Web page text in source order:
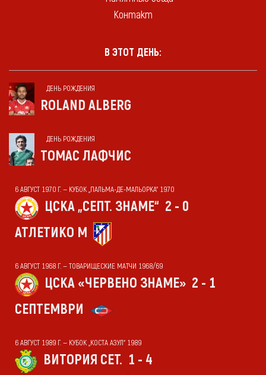
Контакт
В ЭТОТ ДЕНЬ:
ДЕНЬ РОЖДЕНИЯ
ROLAND ALBERG
ДЕНЬ РОЖДЕНИЯ
ТОМАС ЛАФЧИС
6 АВГУСТ 1970 Г. — КУБОК „ПАЛЬМА-ДЕ-МАЛЬОРКА“ 1970
ЦСКА „СЕПТ. ЗНАМЕ“ 2 - 0
АТЛЕТИКО М
6 АВГУСТ 1968 Г. — ТОВАРИЩЕСКИЕ МАТЧИ 1968/69
ЦСКА «ЧЕРВЕНО ЗНАМЕ» 2 - 1
СЕПТЕМВРИ
6 АВГУСТ 1989 Г. — КУБОК „КОСТА АЗУЛ“ 1989
ВИТОРИЯ СЕТ. 1 - 4